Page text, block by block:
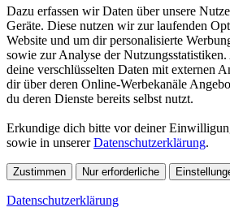
Dazu erfassen wir Daten über unsere
Geräte. Diese nutzen wir zur laufenden
Website und um dir personalisierte
sowie zur Analyse der
deine verschlüsselten Daten mit externen
dir über deren Online-Werbekanäle
du deren Dienste bereits selbst nutzt.
Erkundige dich bitte vor deiner
sowie in unsererDatenschutzerklärung.
Zustimmen Nur erforderliche
Datenschutzerklärung